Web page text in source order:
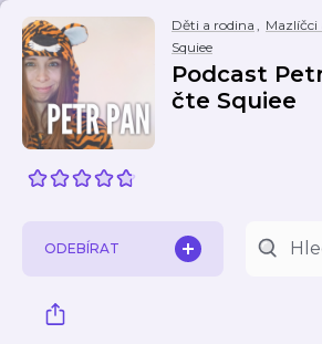
Děti a rodina , Mazlíčci
Squiee
Podcast
čte Squiee
ODEBÍRAT